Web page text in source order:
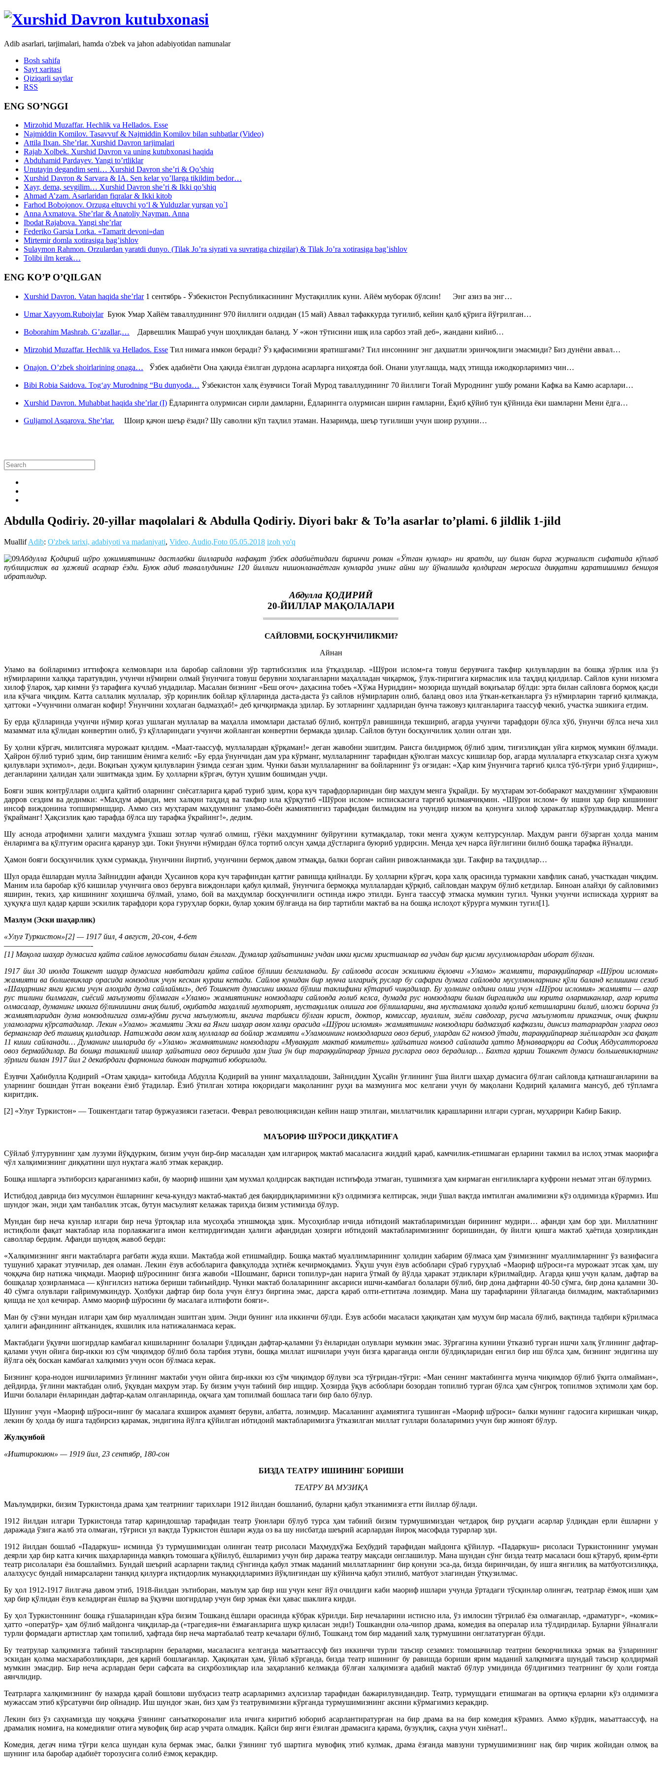
Adib asarlari, tarjimalari, hamda o'zbek va jahon adabiyotidan namunalar
Bosh sahifa
Sayt xaritasi
Qiziqarli saytlar
RSS
ENG SO’NGGI
Mirzohid Muzaffar. Hechlik va Hellados. Esse
Najmiddin Komilov. Tasavvuf & Najmiddin Komilov bilan suhbatlar (Video)
Attila Ilxan. She’rlar. Xurshid Davron tarjimalari
Rajab Xolbek. Xurshid Davron va uning kutubxonasi haqida
Abduhamid Pardayev. Yangi to’rtliklar
Unutayin degandim seni… Xurshid Davron she’ri & Qo’shiq
Xurshid Davron & Sarvara & IA. Sen kelar yo’llarga tikildim bedor…
Xayr, dema, sevgilim… Xurshid Davron she’ri & Ikki qo’shiq
Ahmad A’zam. Asarlaridan fiqralar & Ikki kitob
Farhod Bobojonov. Orzuga eltuvchi yo‘l & Yulduzlar yurgan yo`l
Anna Axmatova. She’rlar & Anatoliy Nayman. Anna
Ibodat Rajabova. Yangi she’rlar
Federiko Garsia Lorka. «Tamarit devoni»dan
Mirtemir domla xotirasiga bag’ishlov
Sulaymon Rahmon. Orzulardan yaratdi dunyo. (Tilak Jo’ra siyrati va suvratiga chizgilar) & Tilak Jo’ra xotirasiga bag’ishlov
Tolibi ilm kerak…
ENG KO’P O’QILGAN
Xurshid Davron. Vatan haqida she’rlar1 сентябрь - Ўзбекистон Республикасининг Мустақиллик куни. Айём муборак бўлсин! Энг азиз ва энг…
Umar Xayyom.RuboiylarБуюк Умар Хайём таваллудининг 970 йиллиги олдидан (15 май) Аввал тафаккурда туғилиб, кейин қалб қўрига йўғрилган…
Boborahim Mashrab. G’azallar,… Дарвешлик Машраб учун шоҳликдан баланд. У «жон тўтисини ишқ ила сарбоз этай деб», жандани кийиб…
Mirzohid Muzaffar. Hechlik va Hellados. Esse Тил нимага имкон беради? Ўз қафасимизни яратишгами? Тил инсоннинг энг даҳшатли эринчоқлиги эмасмиди? Биз дунёни аввал…
Onajon. O’zbek shoirlarining onaga… Ўзбек адабиёти Она ҳақида ёзилган дурдона асарларга ниҳоятда бой. Онани улуғлашда, мадҳ этишда ижодкорларимиз чин…
Bibi Robia Saidova. Tog‘ay Murodning “Bu dunyoda… Ўзбекистон халқ ёзувчиси Тоғай Мурод таваллудининг 70 йиллиги Тоғай Муроднинг ушбу романи Кафка ва Камю асарлари…
Xurshid Davron. Muhabbat haqida she’rlar (I) Ёдларингга олурмисан сирли дамларни, Ёдларингга олурмисан ширин ғамларни, Ёқиб қўйиб тун қўйнида ёки шамларни Мени ёдга…
Guljamol Asqarova. She’rlar. Шоир қачон шеър ёзади? Шу саволни кўп таҳлил этаман. Назаримда, шеър туғилиши учун шоир руҳини…
Abdulla Qodiriy. 20-yillar maqolalari & Abdulla Qodiriy. Diyori bakr & To’la asarlar to’plami. 6 jildlik 1-jild
MuallifAdib: O'zbek tarixi, adabiyoti va madaniyati, Video, Audio,Foto 05.05.2018 izoh yo'q
Абдулла Қодирий шўро ҳокимиятининг дастлабки йилларида нафақат ўзбек адабиётидаги биринчи роман «Ўтган кунлар» ни яратди, шу билан бирга журналист сифатида кўплаб
публицистик ва ҳажвий асарлар ёзди. Буюк адиб таваллудининг 120 йиллиги нишонланаётган кунларда унинг айни шу йўналишда қолдирган меросига диққатни қаратишимиз бениҳоя
ибратлидир.
Абдулла ҚОДИРИЙ
20-ЙИЛЛАР МАҚОЛАЛАРИ
САЙЛОВМИ, БОСҚУНЧИЛИКМИ?
Айнан
Уламо ва бойларимиз иттифоқга келмовлари ила баробар сайловни зўр тартибсизлик ила ўтқаздилар. «Шўрои ислом»га товуш берувчига такфир қилувлардин ва бошқа зўрлик ила ўз
нўмирларини халққа таратувдин, учунчи нўмирни олмай ўнунчига товуш берувни хоҳлаганларни маҳалладан чиқармоқ, ўлук-тиригиға кирмаслик ила таҳдид қилдилар. Сайлов куни низомға
хилоф ўлароқ, ҳар кимни ўз тарафиға кучлаб ундадилар. Масалан бизнинг «Беш оғоч» даҳасина тобеъ «Хўжа Нуриддин» мозорида шундай воқиъалар бўлди: эрта билан сайловга бормоқ қасди
ила кўчага чиқдим. Катта саллалик муллалар, зўр қоринлик бойлар қўлларинда даста-даста ўз сайлов нўмирларин олиб, баланд овоз ила ўткан-кетканларга ўз нўмирларин тарғиб қилмакда,
ҳаттоки «Учунчини олмаган кофир! Ўнунчини хоҳлаган бадмазҳаб!» деб қичқирмакда эдилар. Бу зотларнинг ҳадларидан бунча тажовуз қилганлариға таассуф чекиб, участка эшикиға етдим.
Бу ерда қўлларинда учунчи нўмир қоғаз ушлаган муллалар ва маҳалла имомлари дасталаб бўлиб, контрўл равишинда текшириб, агарда учунчи тарафдори бўлса хўб, ўнунчи бўлса неча хил
мазаммат ила қўлидан конвертин олиб, ўз қўллариндаги учунчи жойланган конвертни бермакда эдилар. Сайлов бутун босқунчилик ҳолин олган эди.
Бу ҳолни кўргач, милитсияга мурожаат қилдим. «Маат-таассуф, муллалардан қўрқаман!» деган жавобни эшитдим. Раисга билдирмоқ бўлиб эдим, тиғизлиқдан уйга кирмоқ мумкин бўлмади.
Ҳайрон бўлиб туриб эдим, бир танишим ёнимга келиб: «Бу ерда ўнунчидан дам ура кўрманг, муллаларнинг тарафидан қўюлган махсус кишилар бор, агарда муллаларга еткузсалар снзга ҳужум
қилувлари эҳтимол», деди. Воқиъан ҳужум қилувларин ўзимда сезган эдим. Чунки баъзи муллаларнинг ва бойларнинг ўз оғзидан: «Ҳар ким ўнунчига тарғиб қилса тўб-тўғри уриб ўлдириш»,
деганларини ҳалидан ҳали эшитмакда эдим. Бу ҳолларни кўргач, бутун ҳушим бошимдан учди.
Бояги эшик контрўллари олдига қайтиб оларнинг сиёсатларига қараб туриб эдим, қора куч тарафдорлариндан бир махдум менга ўқрайди. Бу муҳтарам зот-бобаракот махдумнинг хўмраювин
дарров сездим ва дедимки: «Махдум афанди, мен халқни таҳдид ва такфир ила қўрқутиб «Шўрои ислом» испискасиға тарғиб қилмаячиқмин. «Шўрои ислом» бу ишни ҳар бир кишининг
инсоф виждонина топширмишдир. Аммо сиз муҳтарам махдумнинг уламо-боён жамиятингиз тарафидан билмадим на учундир низом ва қонунға хилоф ҳаракатлар кўрулмакдадир. Менга
ўқрайманг! Ҳақсизлик қаю тарафда бўлса шу тарафка ўқрайинг!», дедим.
Шу аснода атрофимни ҳалиги махдумга ўхшаш зотлар чулғаб олмиш, гўёки махдумнинг буйруғини кутмақдалар, токи менга ҳужум келтурсунлар. Махдум ранги бўзарган ҳолда маним
ёнларимга ва қўлтуғим орасига қаранур эди. Токи ўнунчи нўмирдан бўлса тортиб олсун ҳамда дўстларига буюриб урдирсин. Менда ҳеч нарса йўғлигини билиб бошқа тарафка йўналди.
Ҳамон бояги босқунчилик ҳукм сурмакда, ўнунчини йиртиб, учунчини бермоқ давом этмақда, балки борган сайин ривожланмакда эди. Такфир ва таҳдидлар…
Шул орада ёшлардан мулла Зайниддин афанди Ҳусаинов қора куч тарафиндан қаттиғ равишда қийналди. Бу ҳолларни кўргач, қора халқ орасинда турмакни хавфлик санаб, участкадан чиқдим.
Маним ила баробар кўб кишилар учунчига овоз берувга виждонлари қабул қилмай, ўнунчига бермоққа муллалардан қўрқиб, сайловдан маҳрум бўлиб кетдилар. Биноан алайҳи бу сайловимиз
яширин, текиз, ҳар кишининг хоҳишича бўлмай, уламо, бой ва махдумлар босқунчилиги остинда ижро этилди. Бунга таассуф этмаска мумкин тугил. Чунки учунчи испискада ҳуррият ва
ҳуқуқға шул қадар қарши эскилик тарафдори қора гуруҳлар борки, булар ҳоким бўлғанда на бир тартибли мактаб ва на бошқа ислоҳот кўрурга мумкин тугил[1].
Мазлум (Эски шаҳарлик)
«Улуғ Туркистон»[2] — 1917 йил, 4 август, 20-сон, 4-бет
———————————-
[1] Мақола шаҳар думасига қайта сайлов муносабати билан ёзилган. Думалар ҳайъатининг учдан икки қисми христианлар ва учдан бир қисми мусулмонлардан иборат бўлган.
1917 йил 30 июлда Тошкент шаҳар думасига навбатдаги қайта сайлов бўлиши белгиланади. Бу сайловда асосан эскиликни ёқловчи «Уламо» жамияти, тараққийпарвар «Шўрои исломия»
жамияти ва болшевиклар орасида номзодлик учун кескин кураш кетади. Сайлов кунидан бир мунча илгариёқ руслар бу сафарги думага сайловда мусулмонларнинг қўли баланд келишини сезиб
«Шаҳарнинг янги қисми учун алоҳида дума сайлаймиз», деб Тошкент думасини иккига бўлиш таклифини кўтариб чиқадилар. Бу ҳолнинг олдини олиш учун «Шўрои исломия» жамияти — агар
рус тилини билмаган, сиёсий маълумоти бўлмаган «Уламо» жамиятининг номзодлари сайловда ғолиб келса, думада рус номзодлари билан биргаликда иш юрита олармиканлар, агар юрита
олмасалар, думанинг иккига бўлинишини аниқ билиб, оқибатда маҳаллий мухторият, мустақиллик олишга ғов бўлишларини, яна мустамлака ҳолида қолиб кетишларини билиб, иложи борича ўз
жамиятларидан дума номзодлигига озми-кўбми русча маълумотли, янгича тарбияси бўлган юрист, доктор, комиссар, муаллим, зиёли савдогар, русча маълумотли приказчик, очиқ фикрли
уламоларни кўрсатадилар. Лекин «Уламо» жамияти Эски ва Янги шаҳар авом халқи орасида «Шўрои исломия» жамиятининг номзодлари бадмазҳаб кафказли, динсиз татарлардан уларга овоз
берманглар деб ташвиқ қиладилар. Натижада авом халқ муллалар ва бойлар жамияти «Уламоининг номзодларига овоз бериб, улардан 62 номзод ўтади, тараққийпарвар зиёлилардан эса фақат
11 киши сайланади… Думанинг ишларида бу «Уламо» жамнятининг номзодлари «Муваққат мактаб комитети» ҳайъатига номзод сайлашда ҳатто Мунавварқори ва Содиқ Абдусатторовга
овоз бермайдилар. Ва бошқа ташкилий ишлар ҳайъатига овоз беришда ҳам ўша ўн бир тараққийпарвар ўрнига русларга овоз берадилар… Бахтга қарши Тошкент думаси большевикларнинг
зўрлиги билан 1917 йил 2 декабрдаги фармонига биноан тарқатиб юборилади.
Ёзувчи Ҳабибулла Қодирий «Отам ҳақида» китобида Абдулла Қодирий ва унинг маҳалладоши, Зайниддин Ҳусайн ўғлининг ўша йилги шаҳар думасига бўлган сайловда қатнашганларини ва
уларнинг бошндан ўтган воқеани ёзиб ўтадилар. Ёзиб ўтилган хотира юқоридаги мақоланинг руҳи ва мазмунига мос келгани учун бу мақолани Қодирий қаламига мансуб, деб тўпламга
киритдик.
[2] «Улуғ Туркистон» — Тошкентдаги татар буржуазияси газетаси. Феврал революциясидан кейин нашр этилгаи, миллатчилик қарашларини илгари сурган, муҳаррири Кабир Бакир.
МАЪОРИФ ШЎРОСИ ДИҚҚАТИҒА
Сўйлаб ўлтурувнинг ҳам лузуми йўқдурким, бизим учун бир-бир масаладан ҳам илгарироқ мактаб масаласига жиддий қараб, камчилик-етишмаган ерларини такмил ва ислоҳ этмак маорифга
чўл халқимизнинг диққатини шул нуқтага жалб этмак керакдир.
Бошқа ишларга эътиборсиз қараганимиз каби, бу маориф ишини ҳам мухмал қолдирсак вақтидан истиъфода этмаган, тушимизга ҳам кирмаган енгиликларга куфрони неъмат этган бўлурмиз.
Истибдод даврида биз мусулмон ёшларнинг кеча-кундуз мактаб-мактаб дея бақирдиқларимизни кўз олдимизға келтирсак, энди ўшал вақтда имтилган амалимизни кўз олдимизда кўрармиз. Иш
шундоғ экан, энди ҳам танбаллик этсак, бутун масъулият келажак тарихда бизим устимизда бўлур.
Мундан бир неча кунлар илгари бир неча ўртоқлар ила мусоҳаба этишмоқда эдик. Мусоҳиблар ичида ибтидоий мактабларимиздан бирининг мудири… афанди ҳам бор эди. Миллатнинг
истиқболи фақат мактаблар ила порлаяжағига имон келтирдиғимдан ҳалиги афандидан ҳозирги ибтидоий мактабларимизнинг боришиндан, бу йилги қишга мактаб ҳаётида ҳозирликдан
саволлар бердим. Афанди шундоқ жавоб берди:
«Халқимизнинг янги мактабларга рағбати жуда яхши. Мактабда жой етишмайдир. Бошқа мактаб муаллимларининг ҳолидин хабарим бўлмаса ҳам ўзимизнинг муаллимларнинг ўз вазифасига
тушуниб ҳаракат этувчилар, дея оламан. Лекин ёзув асбобларига фавқулодда эҳтиёж кечирмоқдамиз. Ўқуш учун ёзув асбоблари сўраб гуруҳлаб «Маориф шўроси»га мурожаат этсак ҳам, шу
чоққача бир натижа чиқмади. Маориф шўросининг бизга жавоби «Шошманг, бариси топилур»дан нарига ўтмай бу йўлда ҳаракат этдиклари кўрилмайдир. Агарда қиш учун қалам, дафтар ва
бошқалар ҳозирланмаса — кўнгилсиз натижа бериши табиъийдир. Чунки мактаб болаларининг аксариси ишчи-камбағал болалари бўлиб, бир дона дафтарни 40-50 сўмга, бир дона қаламни 30-
40 сўмга олувлари ғайримумкиндур. Ҳолбуки дафтар бир бола учун ёлғуз биргина эмас, дарсга қараб олти-еттитача лозимдир. Мана шу тарафларини ўйлаганда билмадим, мактабларимиз
қишда не ҳол кечирар. Аммо маориф шўросини бу масалага илтифоти бояги».
Ман бу сўзни мундан илгари ҳам бир муаллимдан эшитган эдим. Энди бунинг ила иккинчи бўлди. Ёзув асбоби масаласи ҳақиқатан ҳам муҳум бир масала бўлиб, вақтинда тадбири кўрилмаса
ҳалиги афандининг айтканидек, яхшилик ила натижаланмаса керак.
Мактабдаги ўқувчи шогирдлар камбағал кишиларнинг болалари ўлдиқдан дафтар-қаламни ўз ёнларидан олувлари мумкин эмас. Зўрғагина кунини ўтказиб турган ишчи халқ ўғлининг дафтар-
қалами учун ойига бир-икки юз сўм чиқимдор бўлиб бола тарбия этуви, бошқа миллат ишчилари учун бизга қараганда онгли бўлдиқларидан енгил бир иш бўлса ҳам, бизнинг эндигина шу
йўлга оёқ боскан камбағал халқимиз учун осон бўлмаса керак.
Бизнинг қора-нодон ишчиларимиз ўғлининг мактаби учун ойига бир-икки юз сўм чиқимдор бўлуви эса тўғридан-тўғри: «Ман сенинг мактабингға мунча чиқимдор бўлиб ўқита олмайман»,
дейдирда, ўғлини мактабдан олиб, ўқувдан маҳрум этар. Бу бизим учун табиий бир ишдир. Ҳозирда ўқув асбоблари бозордан топилиб турган бўлса ҳам сўнгроқ топилмов эҳтимоли ҳам бор.
Ишчи болалари ёнлариндан дафтар-қалам олганларинда, оқчага ҳам топилмай бошласа тағи бир бало бўлур.
Шунинг учун «Маориф шўроси»нинг бу масалага яхширок аҳамият беруви, албатта, лозимдир. Масаланинг аҳамиятига тушинган «Маориф шўроси» балки мунинг гадосига киришкан чиқар,
лекин бу ҳолда бу ишга тадбирсиз қарамак, эндигина йўлга қўйилган ибтидоий мактабларимизга ўтказилган миллат гуллари болаларимиз учун бир жиноят бўлур.
Жулқунбой
«Иштирокиюн» — 1919 йил, 23 сентябр, 180-сон
БИЗДА ТЕАТРУ ИШИНИНГ БОРИШИ
ТЕАТРУ ВА МУЗИҚА
Маълумдирки, бизим Туркистонда драма ҳам театрнииг тарихлари 1912 йилдан бошланиб, буларни қабул этканимизга етти йиллар бўлади.
1912 йилдан илгари Туркистонда татар қариндошлар тарафидан театр ўюнлари бўлуб турса ҳам табиий бизим турмушимиздан четдароқ бир руҳдаги асарлар ўлдиқдан ерли ёшларни у
даражада ўзига жалб эта олмаған, тўғриси ул вақтда Туркистон ёшлари жуда оз ва шу нисбатда шеърий асарлардан йироқ масофада турарлар эди.
1912 йилдан бошлаб «Падаркуш» исминда ўз турмушимиздан олинған театр рисоласи Маҳмудхўжа Беҳбудий тарафидан майдонга қўйилур. «Падаркуш» рисоласи Туркистоннинг умуман
деярли ҳар бир катга кичик шаҳарларинда мавқиъ томошага қўйилуб, ёшларимиз учун бир даража театру мақсади онглашилур. Мана шундан сўнг бизда театр масаласи бош кўтаруб, ярим-ёрти
театр рисолалари ёза бошлаймиз. Бундай шеърий асарларни тақлид сўнгинда қабул этмак маданий миллатларнинг бир қонуни эса-да, бизда биринчидан, бу ишга янгилиқ ва матбуотсизлиққа,
алалхусус бундай нимарсаларни танқид қилурға иқтидорлик мунаққидларимиз йўқлиғиндан шу кўйинча қабул этилиб, матбуот элагиндан ўтқузилмас.
Бу ҳол 1912-1917 йилгача давом этиб, 1918-йилдан эътиборан, маълум ҳар бир иш учун кенг йўл очилдиғи каби маориф ишлари учунда ўртадаги тўсқинлар олинғач, театрлар ёзмоқ иши ҳам
ҳар бир қўлидан ёзув келадирған ёшлар ва ўқувчи шогирдлар учун бир эрмак ёки ҳавас шаклиға кирди.
Бу ҳол Туркистоннинг бошқа гўшалариндан кўра бизим Тошканд ёшлари орасинда кўбрак кўрилди. Бир нечаларини истисно ила, ўз имлосин тўғрилаб ёза олмағанлар, «драматург», «комик»
ҳатто «оператўр» ҳам бўлиб майдонга чиқдилар-да («трагедия»ни ёзмағанларига шукр қиласан энди!) Тошкандни ола-чипор драма, комедия ва опералар ила тўлдирдилар. Буларни ўйналғали
турли формадаги артистлар ҳам топилиб, ҳафтада бир неча мартабалаб театр кечалари бўлиб, Тошканд том бир маданий халқ турмушини онглататурған бўлди.
Бу театрулар халқимизга табиий таъсирларин бераларми, масаласига келганда маъаттаассуф биз иккинчи турли таъсир сезамиз: томошачилар театрни бекорчиликка эрмак ва ўзларининг
эскидан қолма масхарабозлиқлари, дея қарий бошлағанлар. Ҳақиқатан ҳам, ўйлаб кўрганда, бизда театр ишининг бу равишда бориши ярим маданий халқимизға шундай таъсир қолдирмай
мумкин эмасдир. Бир неча асрлардан бери сафсата ва сиҳрбозлиқлар ила заҳарланиб келмакда бўлған халқимизға адабий мактаб бўлур умидинда бўлдиғимиз театрнинг бу ҳоли ғоятда
аянчлидир.
Театрларга халқимизнинг бу назарда қарай бошлови шубҳасиз театр асарларимиз аҳлсизлар тарафидан бажарилувидандир. Театр, турмушдаги етишмаган ва ортиқча ерларни кўз олдимизға
мужассам этиб кўрсатувчи бир ойнадир. Иш шундоғ экан, биз ҳам ўз театрувимизни кўрганда турмушимизнинг аксини кўрмагимиз керакдир.
Лекин биз ўз саҳнамизда шу чоққача ўзининг санъаткороналиғ ила ичига киритиб юбориб асарлантиратурған на бир драма ва на бир комедия кўрамиз. Аммо кўрдик, маъаттаассуф, на
драмалик номиға, на комедиялиғ отиға мувофиқ бир асар учрата олмадик. Қайси бир янги ёзилған драмасига қарама, бузуқлиқ, саҳна учун хиёнат!..
Комедия, дегач нима тўғри келса шундан кула бермак эмас, балки ўзининг туб шартига мувофиқ этиб кулмак, драма ёзғанда мавзуни турмушимизнинг нақ бир чирик жойидан олмоқ ва
шунинг ила баробар адабиёт торозусига солиб ёзмоқ керакдир.